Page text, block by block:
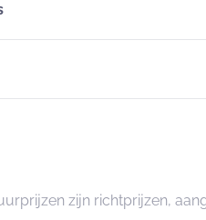
zijn richtprijzen,